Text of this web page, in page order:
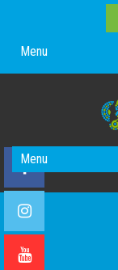
Menu
Menu